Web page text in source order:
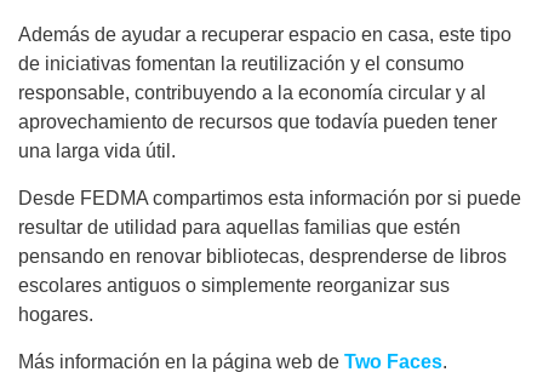
Además de ayudar a recuperar espacio en casa, este tipo
de iniciativas fomentan la reutilización y el consumo
responsable, contribuyendo a la economía circular y al
aprovechamiento de recursos que todavía pueden tener
una larga vida útil.
Desde FEDMA compartimos esta información por si puede
resultar de utilidad para aquellas familias que estén
pensando en renovar bibliotecas, desprenderse de libros
escolares antiguos o simplemente reorganizar sus
hogares.
Más información en la página web de Two Faces.